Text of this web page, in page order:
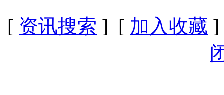
[ 资讯搜索 ] [ 加入收藏